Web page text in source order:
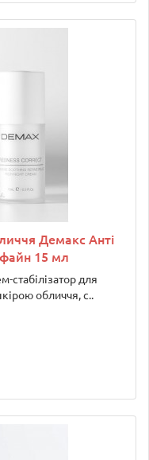
Демакс Анті
15 мл
стабілізатор для
обличчя, с..